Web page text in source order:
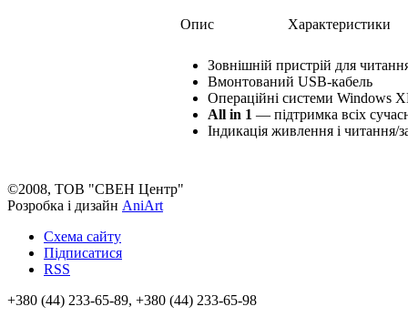
Опис Характеристики
Зовнішній пристрій для
Вмонтований USB-кабель
Операційні системи Windows
All in 1 — підтримка всіх
Індикація живлення і читання/
©2008, ТОВ "СВЕН Центр"
Розробка і дизайн AniArt
Схема сайту
Підписатися
RSS
+380 (44) 233-65-89, +380 (44) 233-65-98